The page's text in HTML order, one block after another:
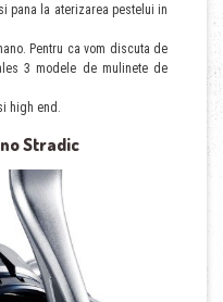
pana la aterizarea pestelui in
Pentru ca vom discuta de
3 modele de mulinete de
high end.
Stradic